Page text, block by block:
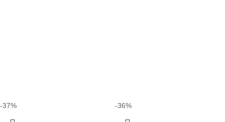
-37% -36%